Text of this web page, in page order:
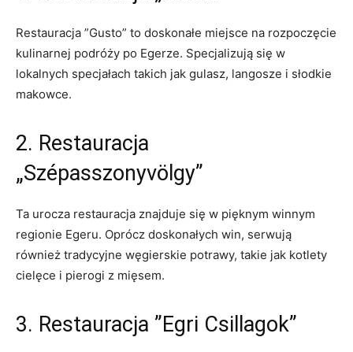
Restauracja ‌”Gusto” to doskonałe miejsce na‌ rozpoczęcie
kulinarnej podróży po Egerze. Specjalizują ‍się w‌
lokalnych specjałach takich jak gulasz, langosze ⁢i‍ słodkie
makowce.
2. Restauracja
„Szépasszonyvölgy”
Ta urocza restauracja znajduje się w pięknym winnym
regionie⁢ Egeru. Oprócz doskonałych win, serwują
również tradycyjne ‌węgierskie⁢ potrawy, ‌takie jak kotlety⁢
cielęce i pierogi z mięsem.
3. ⁤Restauracja ⁣”Egri ‌Csillagok”